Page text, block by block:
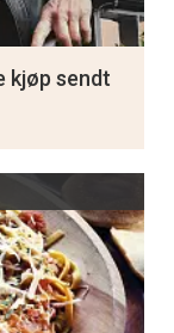
kjøp sendt